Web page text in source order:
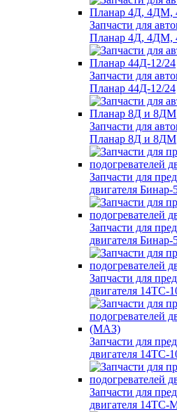
Запчасти для
Планар 4Д, 4ДМ,
Запчасти для
Планар 44Д-12/24
Запчасти для
Планар 8Д и 8ДМ
Запчасти для
двигателя Бинар-
Запчасти для
двигателя Бинар-
Запчасти для
двигателя 14ТС-
Запчасти для
двигателя
Запчасти для
двигателя 14ТС-